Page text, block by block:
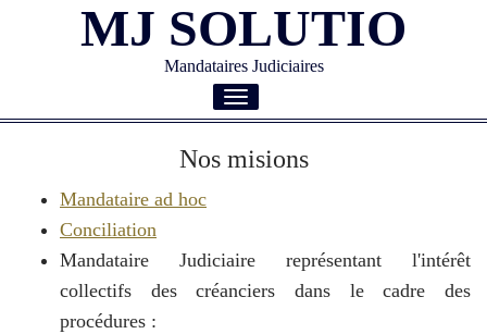
MJ SOLUTIO
Mandataires Judiciaires
Toggle
Nos misions
Mandataire ad hoc
Conciliation
Mandataire Judiciaire représentant l'intérêt
collectifs des créanciers dans le cadre des
procédures :